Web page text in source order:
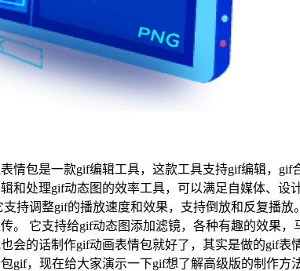
情包是一款gif编辑工具，这款工具支持gif编辑，
和处理gif动态图的效率工具，可以满足自媒体、
支持调整gif的播放速度和效果，支持倒放和反复播
。 它支持给gif动态图添加滤镜，各种有趣的效果
会的话制作gif动画表情包就好了，其实是做的gif
gif，现在给大家演示一下gif想了解高级版的制作